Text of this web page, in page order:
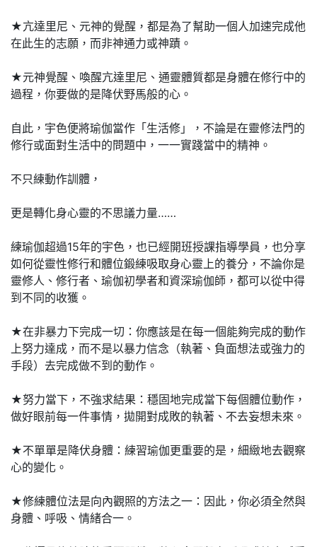
★亢達里尼、元神的覺醒，都是為了幫助一個人加速完成他
在此生的志願，而非神通力或神蹟。
★元神覺醒、喚醒亢達里尼、通靈體質都是身體在修行中的
過程，你要做的是降伏野馬般的心。
自此，宇色便將瑜伽當作「生活修」，不論是在靈修法門的
修行或面對生活中的問題中，一一實踐當中的精神。
不只練動作訓體，
更是轉化身心靈的不思議力量……
練瑜伽超過15年的宇色，也已經開班授課指導學員，也分享
如何從靈性修行和體位鍛練吸取身心靈上的養分，不論你是
靈修人、修行者、瑜伽初學者和資深瑜伽師，都可以從中得
到不同的收獲。
★在非暴力下完成一切：你應該是在每一個能夠完成的動作
上努力達成，而不是以暴力信念（執著、負面想法或強力的
手段）去完成做不到的動作。
★努力當下，不強求結果：穩固地完成當下每個體位動作，
做好眼前每一件事情，拋開對成敗的執著、不去妄想未來。
★不單單是降伏身體：練習瑜伽更重要的是，細緻地去觀察
心的變化。
★修練體位法是向內觀照的方法之一：因此，你必須全然與
身體、呼吸、情緒合一。